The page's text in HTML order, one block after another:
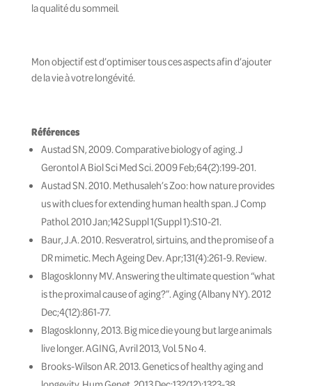
la qualité du sommeil.
Mon objectif est d’optimiser tous ces aspects afin d’ajouter
de la vie à votre longévité.
Références
Austad SN, 2009. Comparative biology of aging. J
Gerontol A Biol Sci Med Sci. 2009 Feb;64(2):199-201.
Austad SN. 2010. Methusaleh’s Zoo: how nature provides
us with clues for extending human health span. J Comp
Pathol. 2010 Jan;142 Suppl 1(Suppl 1):S10-21.
Baur, J.A. 2010. Resveratrol, sirtuins, and the promise of a
DR mimetic. Mech Ageing Dev. Apr;131(4):261-9. Review.
Blagosklonny MV. Answering the ultimate question “what
is the proximal cause of aging?”. Aging (Albany NY). 2012
Dec;4(12):861-77.
Blagosklonny, 2013. Big mice die young but large animals
live longer. AGING, Avril 2013, Vol. 5 No 4.
Brooks-Wilson AR. 2013. Genetics of healthy aging and